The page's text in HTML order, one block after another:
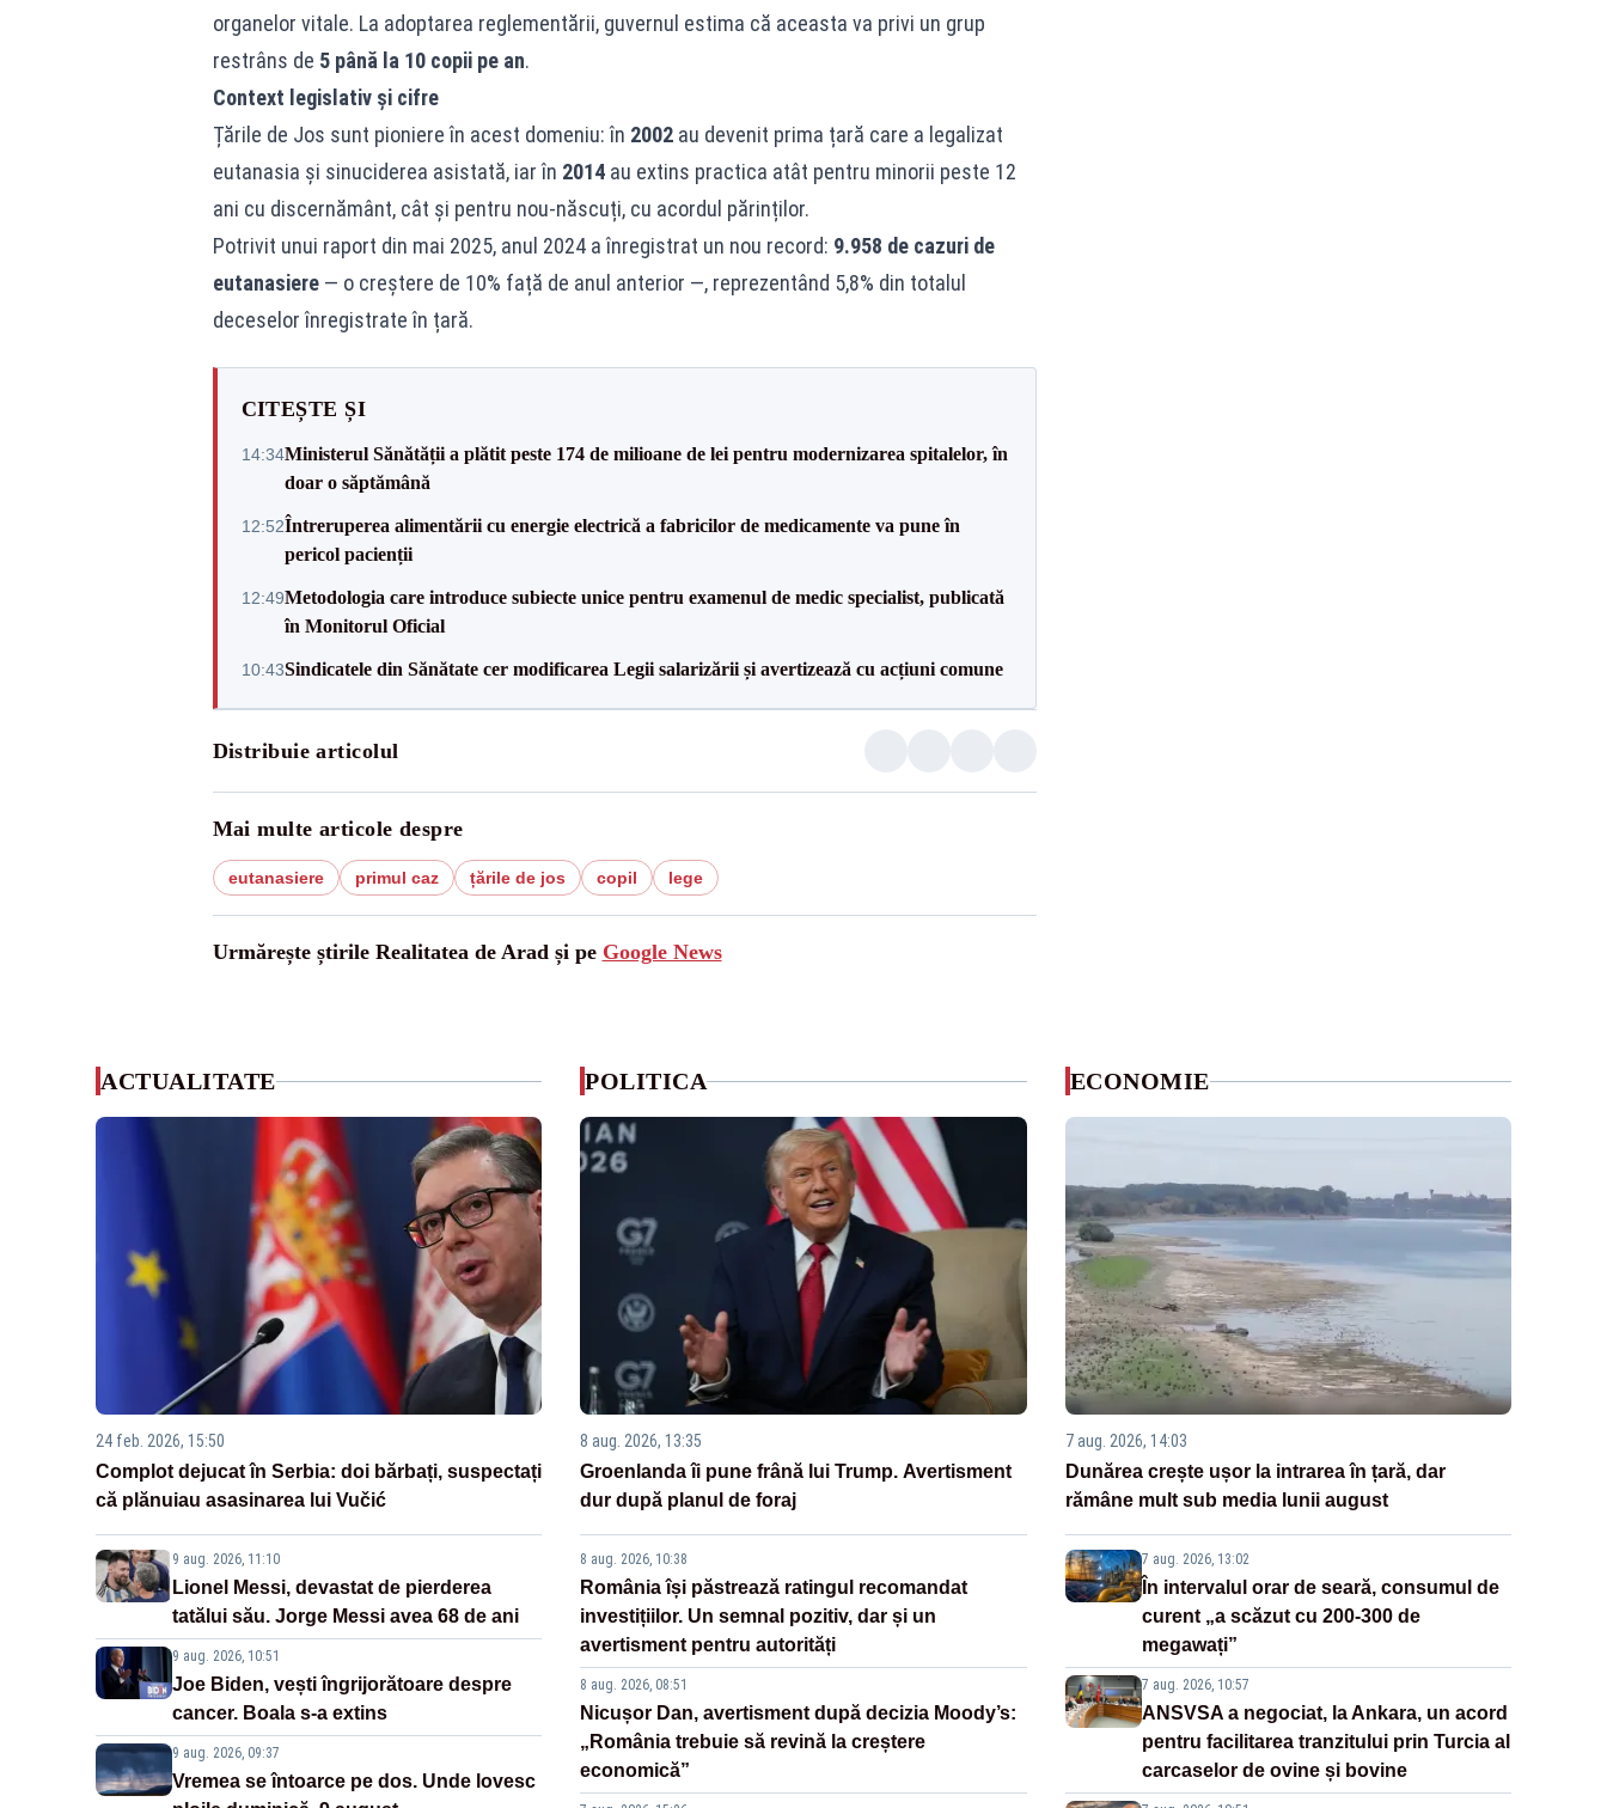
organelor vitale. La adoptarea reglementării, guvernul estima că aceasta va privi un grup
restrâns de 5 până la 10 copii pe an.
Context legislativ și cifre
Țările de Jos sunt pioniere în acest domeniu: în 2002au devenit prima țară care a legalizat
eutanasia și sinuciderea asistată, iar în 2014au extins practica atât pentru minorii peste 12
ani cu discernământ, cât și pentru nou-născuți, cu acordul părinților.
Potrivit unui raport din mai 2025, anul 2024 a înregistrat un nou record: 9.958 de cazuri de
eutanasiere— o creștere de 10% față de anul anterior —, reprezentând 5,8% din totalul
deceselor înregistrate în țară.
CITEȘTE ȘI
14:34Ministerul Sănătății a plătit peste 174 de milioane de lei pentru modernizarea spitalelor, în
doar o săptămână
12:52Întreruperea alimentării cu energie electrică a fabricilor de medicamente va pune în
pericol pacienții
12:49Metodologia care introduce subiecte unice pentru examenul de medic specialist, publicată
în Monitorul Oficial
10:43Sindicatele din Sănătate cer modificarea Legii salarizării și avertizează cu acțiuni comune
Distribuie articolul
Mai multe articole despre
eutanasiere primul caz țările de jos copil lege
Urmărește știrile Realitatea de Arad și pe Google News
ACTUALITATE
24 feb. 2026, 15:50
Complot dejucat în Serbia: doi bărbați, suspectați
că plănuiau asasinarea lui Vučić
9 aug. 2026, 11:10
Lionel Messi, devastat de pierderea
tatălui său. Jorge Messi avea 68 de ani
9 aug. 2026, 10:51
Joe Biden, vești îngrijorătoare despre
cancer. Boala s-a extins
9 aug. 2026, 09:37
Vremea se întoarce pe dos. Unde lovesc
POLITICA
8 aug. 2026, 13:35
Groenlanda îi pune frână lui Trump. Avertisment
dur după planul de foraj
8 aug. 2026, 10:38
România își păstrează ratingul recomandat
investițiilor. Un semnal pozitiv, dar și un
avertisment pentru autorități
8 aug. 2026, 08:51
Nicușor Dan, avertisment după decizia Moody’s:
„România trebuie să revină la creștere
economică”
ECONOMIE
7 aug. 2026, 14:03
Dunărea crește ușor la intrarea în țară, dar
rămâne mult sub media lunii august
7 aug. 2026, 13:02
În intervalul orar de seară, consumul de
curent „a scăzut cu 200-300 de
megawați”
7 aug. 2026, 10:57
ANSVSA a negociat, la Ankara, un acord
pentru facilitarea tranzitului prin Turcia al
carcaselor de ovine și bovine